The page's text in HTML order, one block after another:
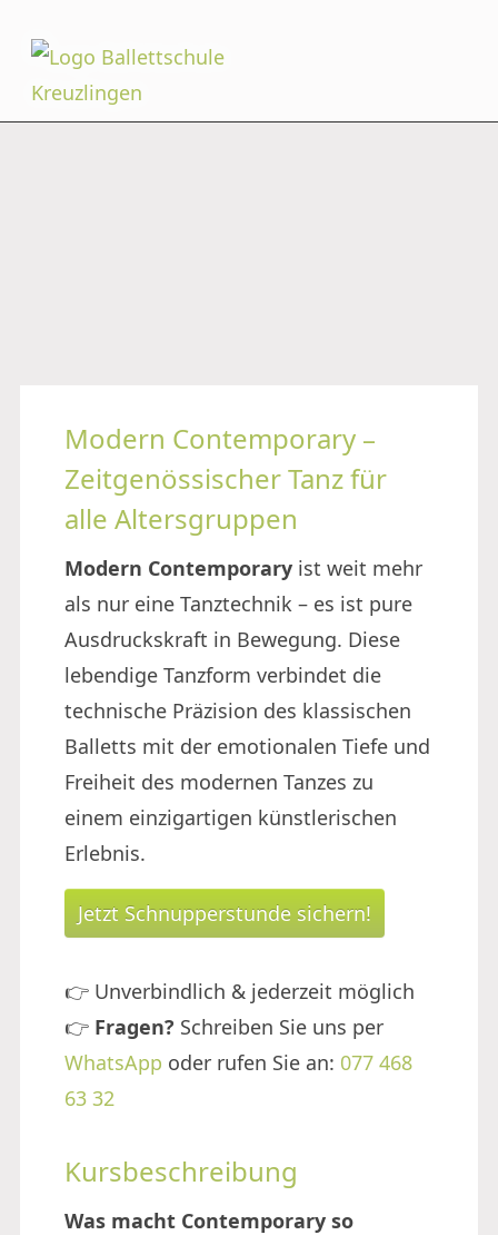
Modern Contemporary –
Zeitgenössischer Tanz für
alle Altersgruppen
Modern Contemporary ist weit mehr
als nur eine Tanztechnik – es ist pure
Ausdruckskraft in Bewegung. Diese
lebendige Tanzform verbindet die
technische Präzision des klassischen
Balletts mit der emotionalen Tiefe und
Freiheit des modernen Tanzes zu
einem einzigartigen künstlerischen
Erlebnis.
Jetzt Schnupperstunde sichern!
👉 Unverbindlich & jederzeit möglich
👉 Fragen? Schreiben Sie uns per
WhatsApp oder rufen Sie an: 077 468
63 32
Kursbeschreibung
Was macht Contemporary so